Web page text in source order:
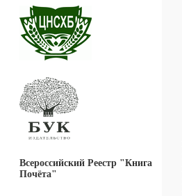
Всероссийский Реестр "Книга
Почёта"